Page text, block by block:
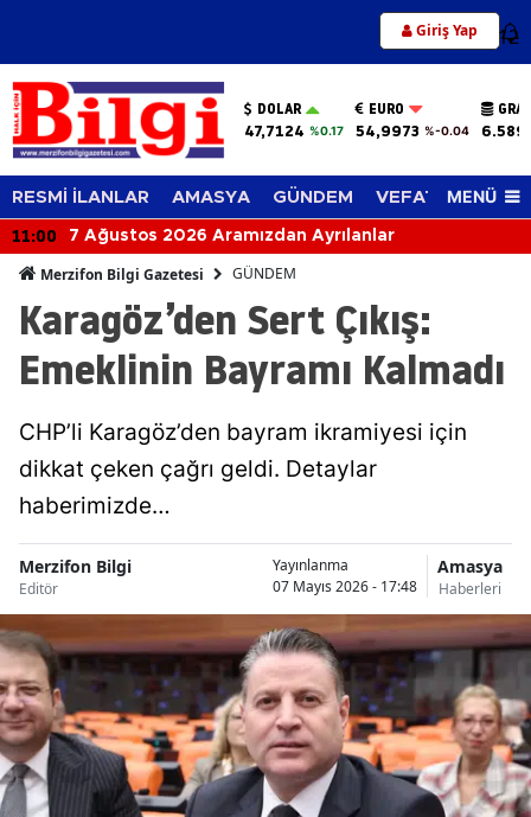
Giriş Yap 12
DOLAR
47,7124 %0.17
EURO
54,9973 %-0.04
RESMİ İLANLAR AMASYA GÜNDEM VEFAT EDENLER
MENÜ
11:00 7 Ağustos 2026 Aramızdan Ayrılanlar
Merzifon Bilgi Gazetesi GÜNDEM
Karagöz’den Sert Çıkış:
Emeklinin Bayramı Kalmadı
CHP’li Karagöz’den bayram ikramiyesi için
dikkat çeken çağrı geldi. Detaylar
haberimizde…
Merzifon Bilgi
Editör
Yayınlanma
07 Mayıs 2026 - 17:48
Amasya
Haberleri